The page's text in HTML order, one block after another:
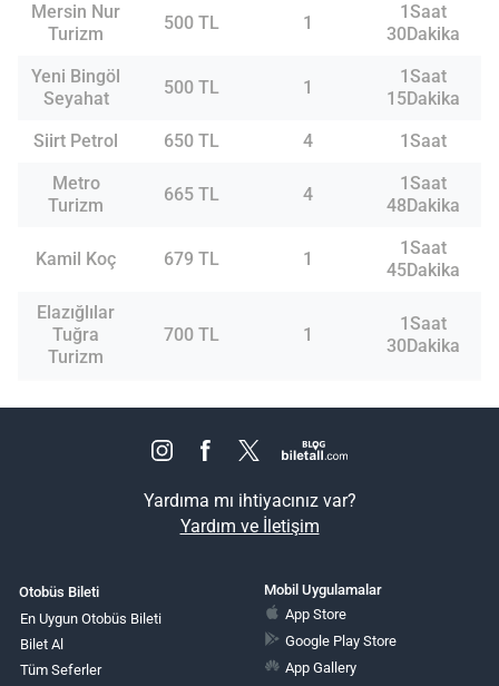
Mersin Nur
Turizm
500 TL 1
1Saat
30Dakika
Yeni Bingöl
Seyahat
500 TL 1
1Saat
15Dakika
Siirt Petrol
650 TL 4
1Saat
Metro
Turizm
665 TL 4
1Saat
48Dakika
Kamil Koç 679 TL 1
1Saat
45Dakika
Elazığlılar
Tuğra
Turizm
700 TL 1
1Saat
30Dakika
Yardıma mı ihtiyacınız var?
Yardım ve İletişim
Otobüs Bileti
En Uygun Otobüs Bileti
Bilet Al
Tüm Seferler
Mobil Uygulamalar
App Store
Google Play Store
App Gallery